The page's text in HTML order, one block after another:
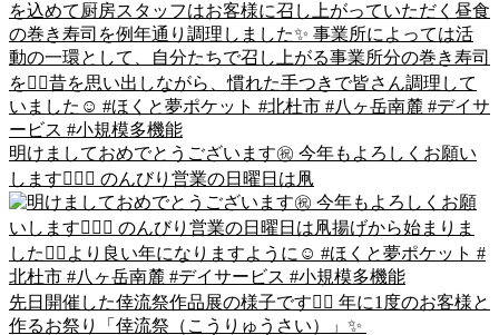
明けましておめでとうございます㊗️ 今年もよろしくお願い
します🙇🏻‍♂️ のんびり営業の日曜日は凧
先日開催した倖流祭作品展の様子です👍🏻 年に1度のお客様と
作るお祭り「倖流祭（こうりゅうさい）」✨